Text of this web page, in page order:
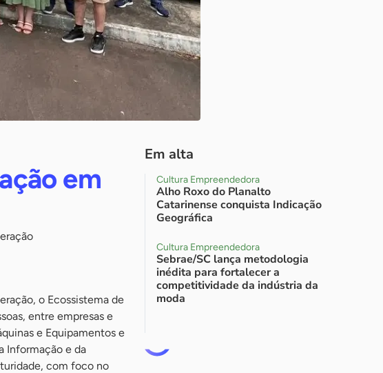
em
o Ecossistema de
entre empresas e
e Equipamentos e
Informação e da
com foco no
Em alta
Cultura Empreendedora
Alho Roxo do Planalto
Catarinense conquista Indicação
Geográfica
Cultura Empreendedora
Sebrae/SC lança metodologia
inédita para fortalecer a
competitividade da indústria da
moda